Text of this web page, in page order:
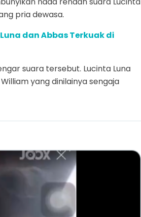
pria dewasa.
dan Abbas Terkuak di
suara tersebut. Lucinta Luna
yang dinilainya sengaja